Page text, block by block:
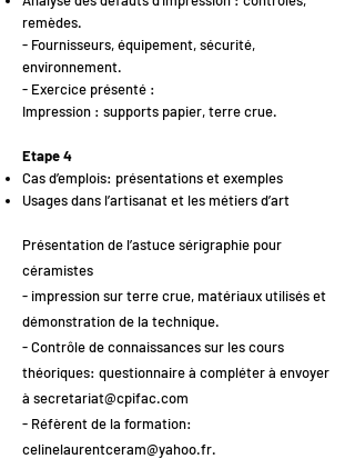
remèdes.
- Fournisseurs, équipement, sécurité,
environnement.
- Exercice présenté :
Impression : supports papier, terre crue.
Etape 4
Cas d’emplois: présentations et exemples
Usages dans l’artisanat et les métiers d’art
Présentation de l’astuce sérigraphie pour
céramistes
- impression sur terre crue, matériaux utilisés et
démonstration de la technique.
- Contrôle de connaissances sur les cours
théoriques: questionnaire à compléter à envoyer
à secretariat@cpifac.com
- Réfèrent de la formation:
celinelaurentceram@yahoo.fr.